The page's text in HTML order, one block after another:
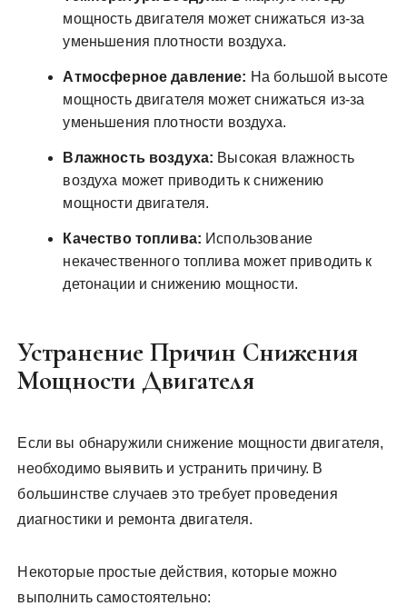
мощность двигателя может снижаться из-за
уменьшения плотности воздуха.
Атмосферное давление: На большой высоте
мощность двигателя может снижаться из-за
уменьшения плотности воздуха.
Влажность воздуха: Высокая влажность
воздуха может приводить к снижению
мощности двигателя.
Качество топлива: Использование
некачественного топлива может приводить к
детонации и снижению мощности.
Устранение Причин Снижения
Мощности Двигателя
Если вы обнаружили снижение мощности двигателя,
необходимо выявить и устранить причину. В
большинстве случаев это требует проведения
диагностики и ремонта двигателя.
Некоторые простые действия, которые можно
выполнить самостоятельно: